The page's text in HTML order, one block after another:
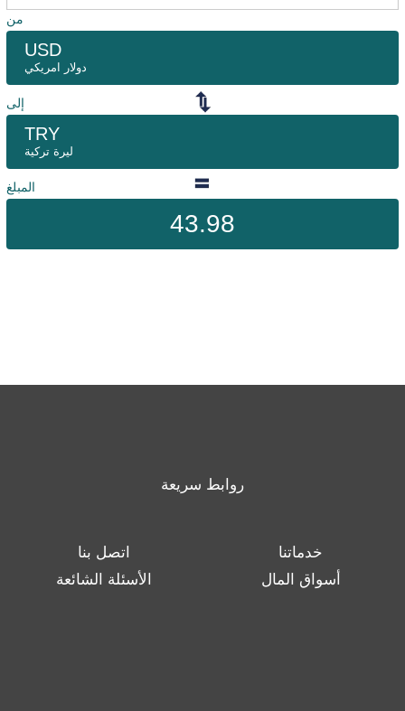
من
USD
دولار امريكي
إلى
TRY
ليرة تركية
المبلغ
43.98
روابط سريعة
خدماتنا
اتصل بنا
أسواق المال
الأسئلة الشائعة